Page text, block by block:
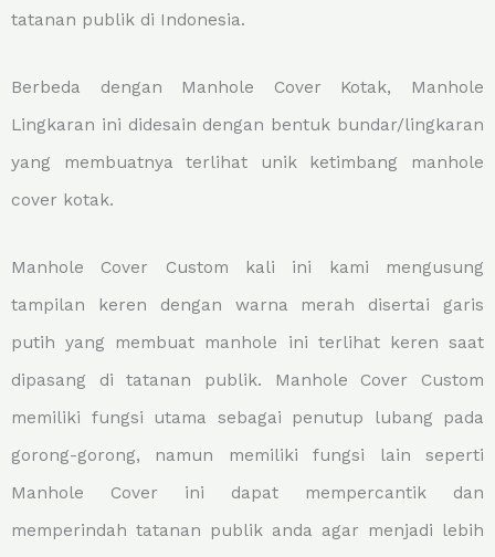
tatanan publik di Indonesia.
Berbeda dengan Manhole Cover Kotak, Manhole
Lingkaran ini didesain dengan bentuk bundar/lingkaran
yang membuatnya terlihat unik ketimbang manhole
cover kotak.
Manhole Cover Custom kali ini kami mengusung
tampilan keren dengan warna merah disertai garis
putih yang membuat manhole ini terlihat keren saat
dipasang di tatanan publik. Manhole Cover Custom
memiliki fungsi utama sebagai penutup lubang pada
gorong-gorong, namun memiliki fungsi lain seperti
Manhole Cover ini dapat mempercantik dan
memperindah tatanan publik anda agar menjadi lebih